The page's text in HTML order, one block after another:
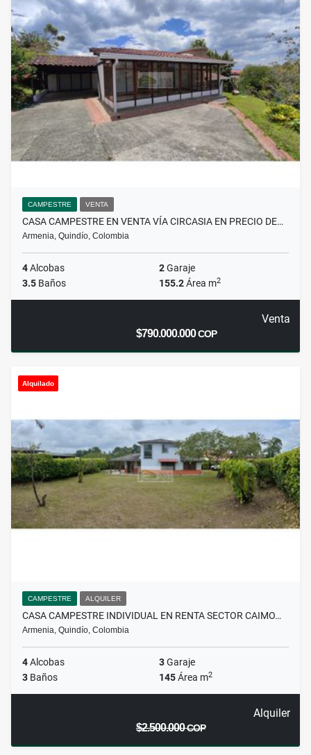
CAMPESTRE VENTA
CASA CAMPESTRE EN VENTA VÍA CIRCASIA EN PRECIO DE…
Armenia, Quindío, Colombia
4Alcobas 2Garaje
3.5 Baños 155.2Área m2
Venta
$790.000.000COP
Alquilado
CAMPESTRE ALQUILER
CASA CAMPESTRE INDIVIDUAL EN RENTA SECTOR CAIMO…
Armenia, Quindío, Colombia
4Alcobas 3Garaje
3 Baños 145Área m2
Alquiler
$2.500.000COP